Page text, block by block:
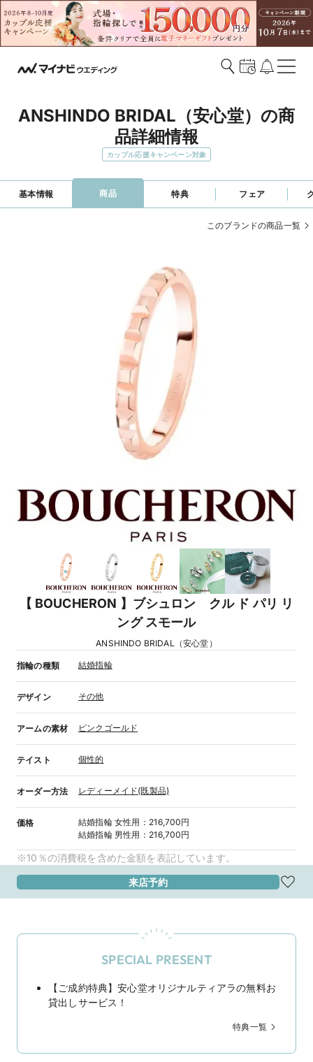
ANSHINDO BRIDAL（安心堂）の商
品詳細情報
カップル応援キャンペーン対象
基本情報 商品 特典 フェア
このブランドの商品一覧
【 BOUCHERON 】ブシュロン クル ド パリ リ
ング スモール
ANSHINDO BRIDAL（安心堂）
指輪の種類 結婚指輪
デザイン その他
アームの素材 ピンクゴールド
テイスト 個性的
オーダー方法 レディーメイド(既製品)
価格 結婚指輪 女性用 ： 216,700円
結婚指輪 男性用 ： 216,700円
※10％の消費税を含めた金額を表記しています。
来店予約
SPECIAL PRESENT
【ご成約特典】安心堂オリジナルティアラの無料お
貸出しサービス！
特典一覧